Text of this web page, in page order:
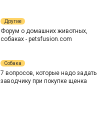
Другие
Форум о домашних животных,
собаках - petsfusion.com
Собака
7 вопросов, которые надо задать
заводчику при покупке щенка